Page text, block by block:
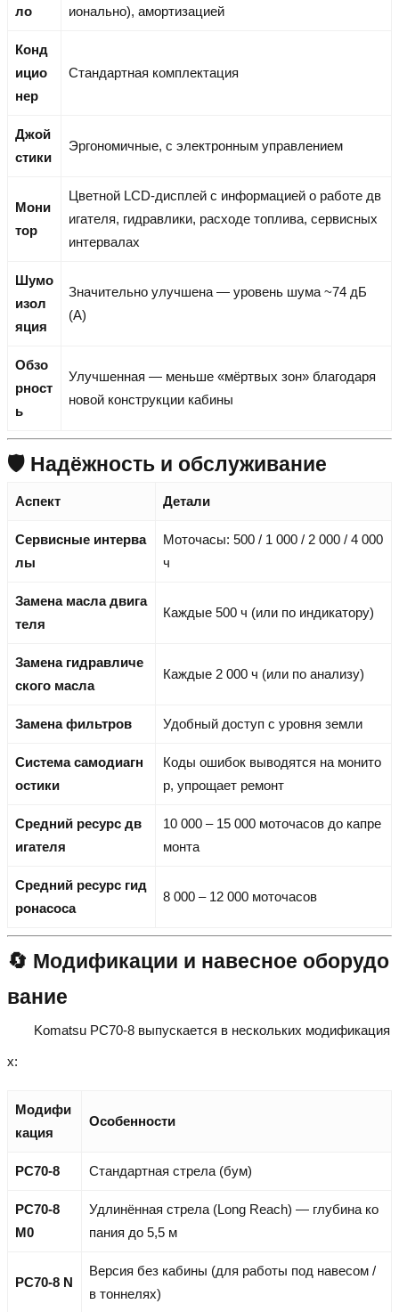
ло
ионально), амортизацией
Конд
ицио
нер
Стандартная комплектация
Джой
стики
Эргономичные, с электронным управлением
Мони
тор
Цветной LCD-дисплей с информацией о работе дв
игателя, гидравлики, расходе топлива, сервисных
интервалах
Шумо
изол
яция
Значительно улучшена — уровень шума ~74 дБ
(А)
Обзо
рност
ь
Улучшенная — меньше «мёртвых зон» благодаря
новой конструкции кабины
🛡️ Надёжность и обслуживание
Аспект Детали
Сервисные интерва
лы
Моточасы: 500 / 1 000 / 2 000 / 4 000
ч
Замена масла двига
теля
Каждые 500 ч (или по индикатору)
Замена гидравличе
ского масла
Каждые 2 000 ч (или по анализу)
Замена фильтров Удобный доступ с уровня земли
Система самодиагн
остики
Коды ошибок выводятся на монито
р, упрощает ремонт
Средний ресурс дв
игателя
10 000 – 15 000 моточасов до капре
монта
Средний ресурс гид
ронасоса
8 000 – 12 000 моточасов
🔄 Модификации и навесное оборудо
вание
Komatsu PC70-8 выпускается в нескольких модификация
х:
Модифи
кация
Особенности
PC70-8 Стандартная стрела (бум)
PC70-8
M0
Удлинённая стрела (Long Reach) — глубина ко
пания до 5,5 м
PC70-8 N
Версия без кабины (для работы под навесом /
в тоннелях)